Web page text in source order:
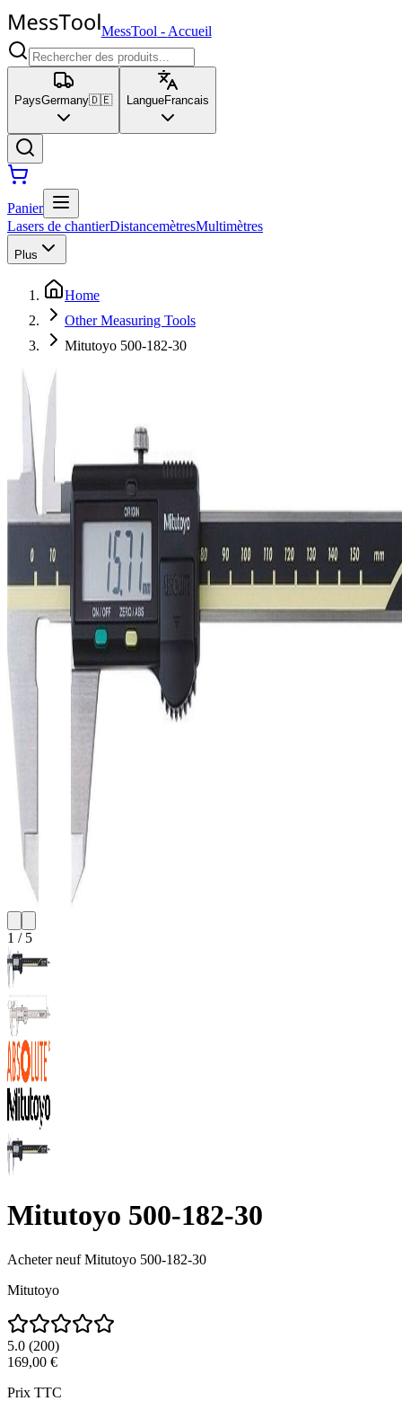
MessTool - Accueil
PaysGermany🇩🇪 LangueFrancais
Panier
Lasers de chantierDistancemètresMultimètres
Plus
Home
Other Measuring Tools
Mitutoyo 500-182-30
1 / 5
Mitutoyo 500-182-30
Acheter neuf Mitutoyo 500-182-30
Mitutoyo
5.0 (200)
169,00 €
Prix TTC